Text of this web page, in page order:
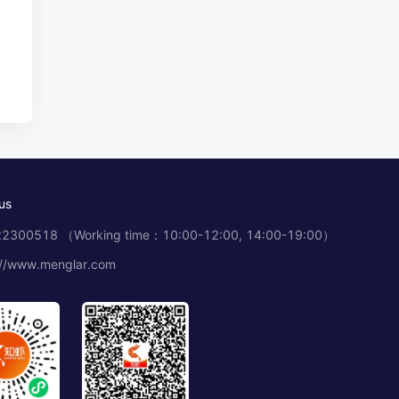
（Working time：10:00-12:00, 14:00-19:00）
www.menglar.com